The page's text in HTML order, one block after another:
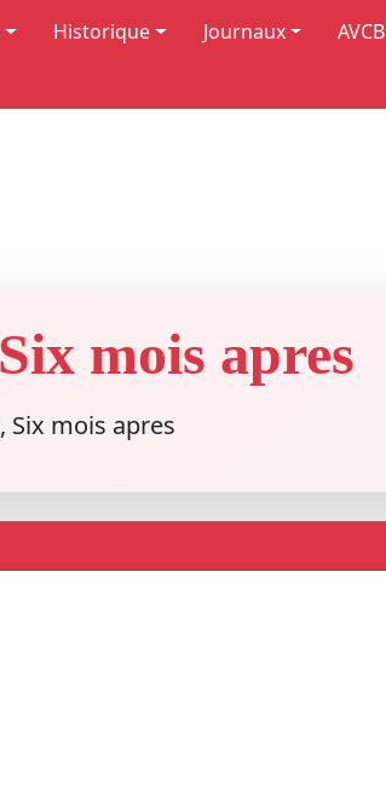
Historique Journaux AVCB
mois apres
Six mois apres